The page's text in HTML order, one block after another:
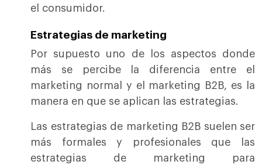
el consumidor.
Estrategias de marketing
Por supuesto uno de los aspectos donde
más se percibe la diferencia entre el
marketing normal y el marketing B2B, es la
manera en que se aplican las estrategias.
Las estrategias de marketing B2B suelen ser
más formales y profesionales que las
estrategias de marketing para